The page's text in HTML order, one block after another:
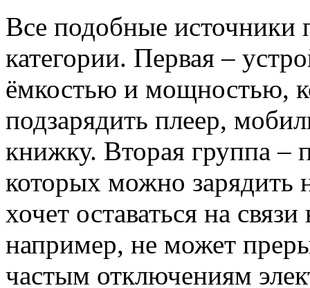
Все подобные источники
категории. Первая –
ёмкостью и мощностью,
подзарядить плеер,
книжку. Вторая группа –
которых можно зарядить
хочет оставаться на
например, не может
частым отключениям